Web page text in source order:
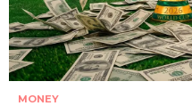
MONEY